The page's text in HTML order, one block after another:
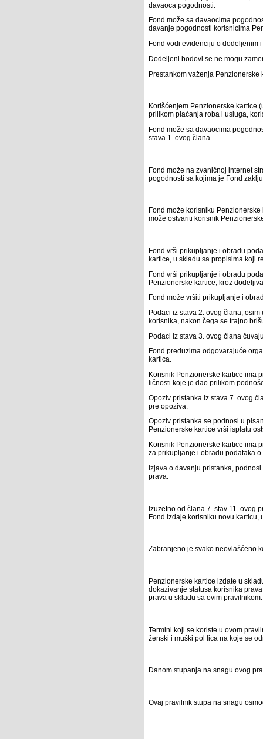
davaoca pogodnosti.
Fond može sa davaocima
davanje pogodnosti korisnicima
Fond vodi evidenciju o dodeljenim
Dodeljeni bodovi se ne mogu
Prestankom važenja
Korišćenjem Penzionerske kartice
prilikom plaćanja roba i usluga,
Fond može sa davaocima
stava 1. ovog člana.
Fond može na zvaničnoj internet
pogodnosti sa kojima je Fond
Fond može korisniku
može ostvariti korisnik
Fond vrši prikupljanje i obradu
kartice, u skladu sa propisima koji
Fond vrši prikupljanje i obradu
Penzionerske kartice, kroz
Fond može vršiti prikupljanje i
Podaci iz stava 2. ovog člana,
korisnika, nakon čega se trajno
Podaci iz stava 3. ovog člana
Fond preduzima odgovarajuće
kartica.
Korisnik Penzionerske kartice ima
ličnosti koje je dao prilikom
Opoziv pristanka iz stava 7. ovog
pre opoziva.
Opoziv pristanka se podnosi u
Penzionerske kartice vrši isplatu
Korisnik Penzionerske kartice ima
za prikupljanje i obradu podataka
Izjava o davanju pristanka,
prava.
Izuzetno od člana 7. stav 11. ovog
Fond izdaje korisniku novu karticu,
Zabranjeno je svako neovlašćeno
Penzionerske kartice izdate u
dokazivanje statusa korisnika
prava u skladu sa ovim pravilnikom.
Termini koji se koriste u ovom
ženski i muški pol lica na koje se
Danom stupanja na snagu ovog
Ovaj pravilnik stupa na snagu